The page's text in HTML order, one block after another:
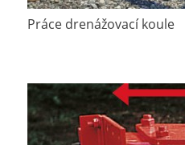
Práce drenážovací koule